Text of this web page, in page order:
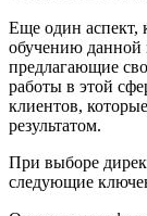
Еще один аспект,
обучению данной
предлагающие
работы в этой
клиентов,
результатом.
При выборе
следующие